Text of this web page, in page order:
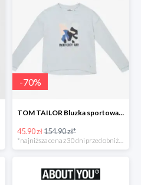
-70%
TOM TAILOR Bluzka sportowa -70%
45.90 zł154.90 zł*